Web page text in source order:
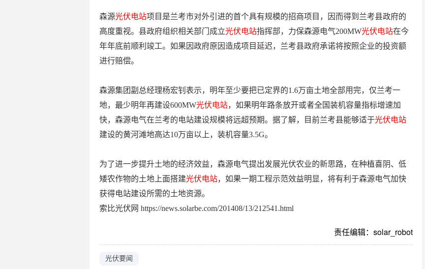
森源光伏电站项目是兰考市对外引进的首个具有规模的招商项目，因而得到兰考县政府的
高度重视。县政府组织相关部门成立光伏电站指挥部，力保森源电气200MW光伏电站在今
年年底前顺利竣工。如果因政府原因造成项目延迟，兰考县政府承诺将按照企业的投资额
进行赔偿。
森源集团副总经理杨宏钊表示，明年至少要把已定界的1.6万亩土地全部用完，仅兰考一
地，最少明年再建设600MW光伏电站，如果明年路条放开或者全国装机容量指标增速加
快，森源电气在兰考的电站建设规模将远超预期。据了解，目前兰考县能够适于光伏电站
建设的黄河滩地高达10万亩以上，装机容量3.5G。
为了进一步提升土地的经济效益，森源电气提出发展光伏农业的新思路，在种植喜阴、低
矮农作物的土地上面搭建光伏电站，如果一期工程示范效益明显，将有利于森源电气加快
获得电站建设所需的土地资源。
索比光伏网 https://news.solarbe.com/201408/13/212541.html
责任编辑：solar_robot
光伏要闻